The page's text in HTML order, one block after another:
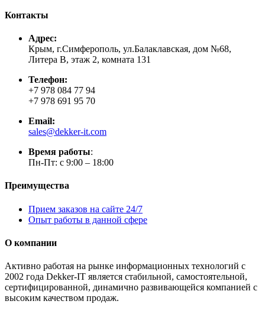
Контакты
Адрес:
Крым, г.Симферополь, ул.Балаклавская, дом №68,
Литера В, этаж 2, комната 131
Телефон:
+7 978 084 77 94
+7 978 691 95 70
Email:
sales@dekker-it.com
Время работы:
Пн-Пт: с 9:00 – 18:00
Преимущества
Прием заказов на сайте 24/7
Опыт работы в данной сфере
О компании
Активно работая на рынке информационных технологий с
2002 года Dekker-IT является стабильной, самостоятельной,
сертифицированной, динамично развивающейся компанией с
высоким качеством продаж.